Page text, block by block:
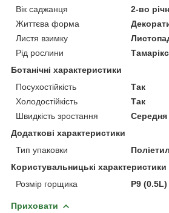
Вік саджанця
2-во
Життєва форма
Листя взимку
Рід рослини
Тамарікс
Ботанічні характеристики
Посухостійкість
Так
Холодостійкість
Так
Швидкість зростання
Середня
Додаткові характеристики
Тип упаковки
Користувальницькі характеристики
Розмір горщика
P9 (0.5L)
Приховати